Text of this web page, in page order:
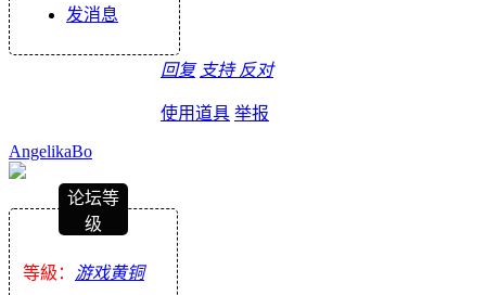
发消息
回复 支持 反对
使用道具 举报
AngelikaBo
论坛等
级
等級： 游戏黄铜